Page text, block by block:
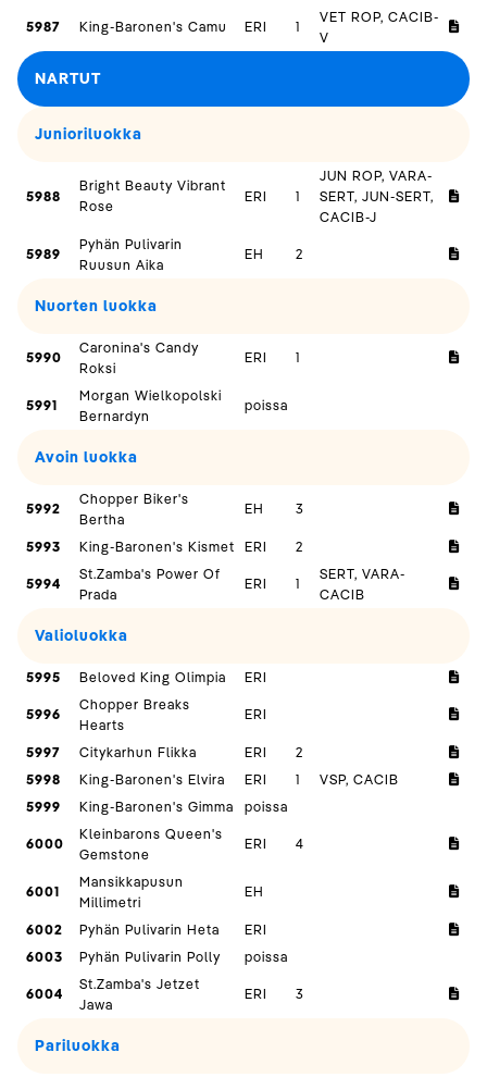
5987 King-Baronen's Camu ERI 1
VET ROP, CACIB-
V
NARTUT
Junioriluokka
5988
Bright Beauty Vibrant
Rose
ERI 1
JUN ROP, VARA-
SERT, JUN-SERT,
CACIB-J
5989
Pyhän Pulivarin
Ruusun Aika
EH 2
Nuorten luokka
5990
Caronina's Candy
Roksi
ERI 1
5991
Morgan Wielkopolski
Bernardyn
poissa
Avoin luokka
5992
Chopper Biker's
Bertha
EH 3
5993 King-Baronen's Kismet ERI 2
5994
St.Zamba's Power Of
Prada
ERI 1
SERT, VARA-
CACIB
Valioluokka
5995 Beloved King Olimpia ERI
5996
Chopper Breaks
Hearts
ERI
5997 Citykarhun Flikka ERI
2
5998
King-Baronen's Elvira ERI 1
VSP, CACIB
5999
King-Baronen's Gimma poissa
6000
Kleinbarons Queen's
Gemstone
ERI 4
6001
Mansikkapusun
Millimetri
EH
6002 Pyhän Pulivarin Heta
ERI
6003
Pyhän Pulivarin Polly poissa
6004
St.Zamba's Jetzet
Jawa
ERI 3
Pariluokka